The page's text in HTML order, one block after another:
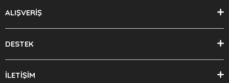
ALIŞVERİŞ
DESTEK
İLETİŞİM